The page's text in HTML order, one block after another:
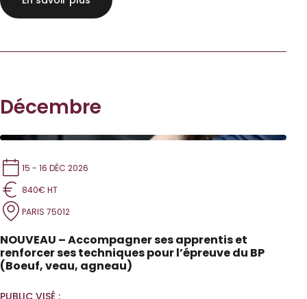
Décembre
15 - 16 DÉC 2026
840€ HT
PARIS 75012
NOUVEAU – Accompagner ses apprentis et
renforcer ses techniques pour l’épreuve du BP
(Boeuf, veau, agneau)
PUBLIC VISÉ :